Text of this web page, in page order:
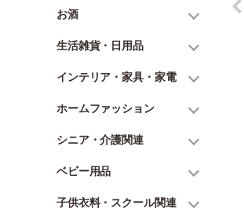
お酒
生活雑貨・日用品
インテリア・家具・家電
ホームファッション
シニア・介護関連
ベビー用品
子供衣料・スクール関連